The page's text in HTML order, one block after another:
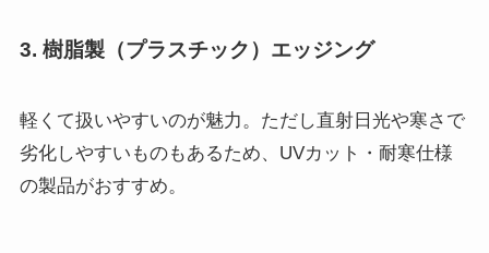
3. 樹脂製（プラスチック）エッジング
軽くて扱いやすいのが魅力。ただし直射日光や寒さで
劣化しやすいものもあるため、UVカット・耐寒仕様
の製品がおすすめ。